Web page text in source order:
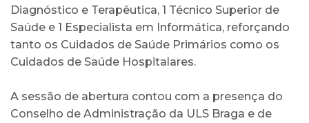
Diagnóstico e Terapêutica, 1 Técnico Superior de
Saúde e 1 Especialista em Informática, reforçando
tanto os Cuidados de Saúde Primários como os
Cuidados de Saúde Hospitalares.
A sessão de abertura contou com a presença do
Conselho de Administração da ULS Braga e de